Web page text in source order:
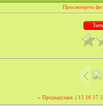
Просмотреть
« Предыдущая | 15 16 17